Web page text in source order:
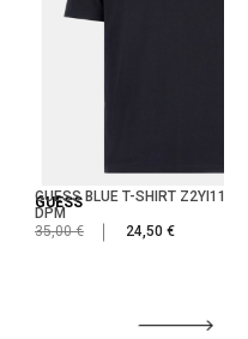
GUESS
GUESS BLUE T-SHIRT
DPM
35,00 €
24,50 €